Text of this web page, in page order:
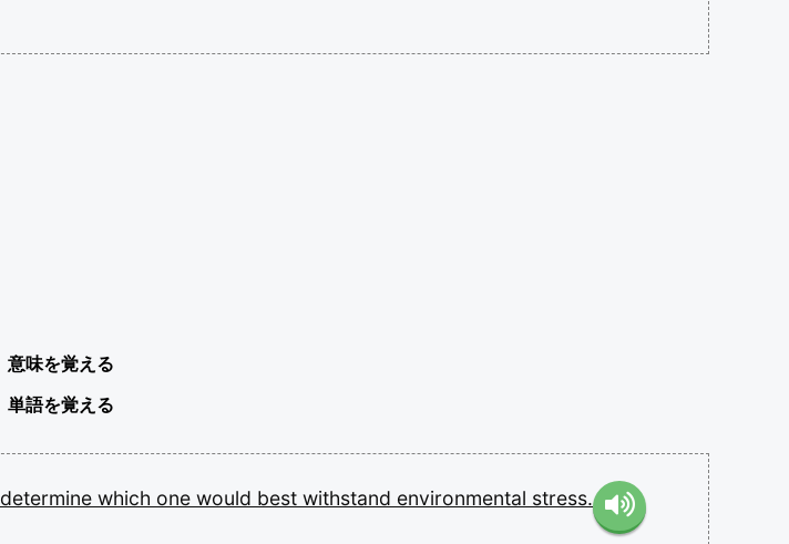
意味を覚える
単語を覚える
determine which one would best withstand environmental stress.